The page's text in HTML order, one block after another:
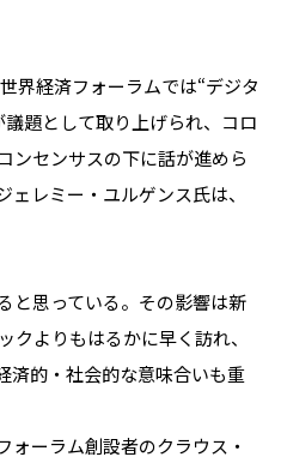
界経済フォーラムでは“デジタ
題として取り上げられ、コロ
ンセンサスの下に話が進めら
レミー・ユルゲンス氏は、
と思っている。その影響は新
よりもはるかに早く訪れ、
済的・社会的な意味合いも重
ーラム創設者のクラウス・